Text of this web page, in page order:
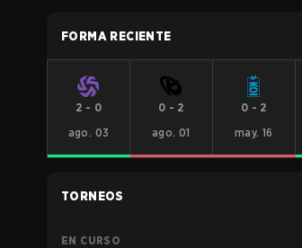
FORMA RECIENTE
2 - 0
ago. 03
0 - 2
ago. 01
0 - 2
may. 16
TORNEOS
EN CURSO